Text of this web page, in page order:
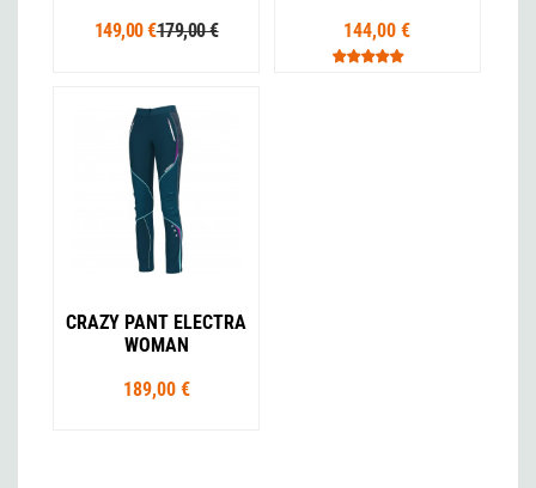
149,00 €179,00 €
144,00 €
CRAZY PANT ELECTRA
WOMAN
189,00 €